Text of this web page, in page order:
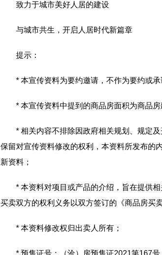
致力于城市美好人居的建设
与城市共生，开启人居时代新篇章
提示：
* 本宣传资料为要约邀请，不作为要约或承
* 本宣传资料中提到的商品房面积为商品
* 相关内容不排除因政府相关规划、规定
保留对宣传资料修改的权利，本资料所发布的
新资料；
* 本资料对项目或产品的介绍，旨在提供
买卖双方的权利义务以双方签订的《商品房买
* 本资料修改权归出卖人所有；
* 预售证号：（沧）房预售证2021第167